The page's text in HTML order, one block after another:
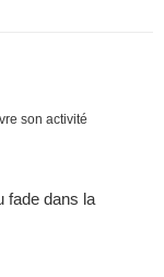
son activité
fade dans la